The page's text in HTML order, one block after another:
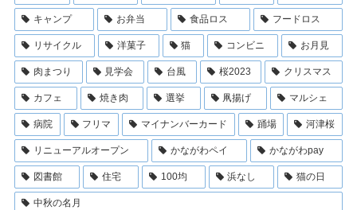
キャンプ お弁当 食品ロス フードロス
リサイクル 洋菓子 猫 コンビニ お月見
肉まつり 見学会 台風 桜2023 クリスマス
カフェ 焼き肉 選挙 凧揚げ マルシェ
病院 フリマ マイナンバーカード 踊場 河津桜
リニューアルオープン かながわペイ かながわpay
図書館 住宅 100均 浜なし 猫の日
中秋の名月